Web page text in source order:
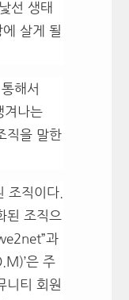
선 생태
살게 될
해서
겨나는
직을 말한
조직이다.
된 조직으
과
은 주
니티 회원